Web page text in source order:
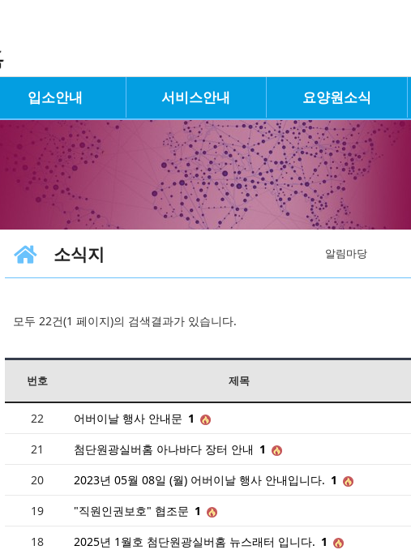
입소안내 서비스안내 요양원소식
소식지 알림마당
모두 22건(1 페이지)의 검색결과가 있습니다.
번호 제목
22 어버이날 행사 안내문 1
21
첨단원광실버홈 아나바다 장터 안내 1
20
2023년 05월 08일 (월) 어버이날 행사 안내입니다. 1
19
"직원인권보호" 협조문 1
18
2025년 1월호 첨단원광실버홈 뉴스래터 입니다. 1